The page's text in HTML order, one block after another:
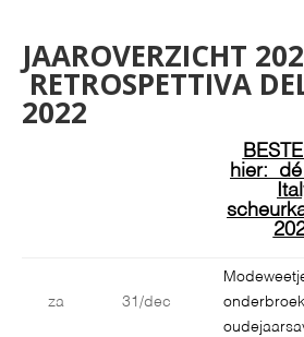
JAAROVERZICHT
RETROSPETTIVA
2022
hier: dé
za 31/dec